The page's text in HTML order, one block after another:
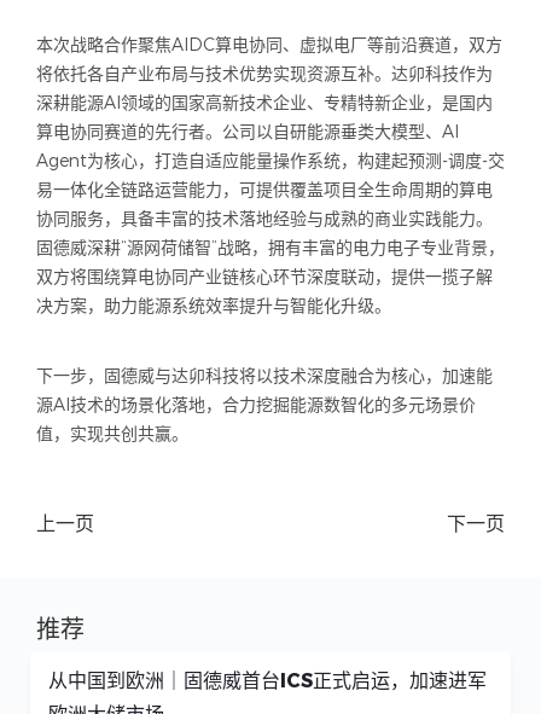
本次战略合作聚焦AIDC算电协同、虚拟电厂等前沿赛道，双方
将依托各自产业布局与技术优势实现资源互补。达卯科技作为
深耕能源AI领域的国家高新技术企业、专精特新企业，是国内
算电协同赛道的先行者。公司以自研能源垂类大模型、AI
Agent为核心，打造自适应能量操作系统，构建起预测-调度-交
易一体化全链路运营能力，可提供覆盖项目全生命周期的算电
协同服务，具备丰富的技术落地经验与成熟的商业实践能力。
固德威深耕“源网荷储智”战略，拥有丰富的电力电子专业背景，
双方将围绕算电协同产业链核心环节深度联动，提供一揽子解
决方案，助力能源系统效率提升与智能化升级。
下一步，固德威与达卯科技将以技术深度融合为核心，加速能
源AI技术的场景化落地，合力挖掘能源数智化的多元场景价
值，实现共创共赢。
上一页 下一页
推荐
从中国到欧洲｜固德威首台ICS正式启运，加速进军